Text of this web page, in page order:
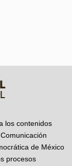
los contenidos
de México
procesos